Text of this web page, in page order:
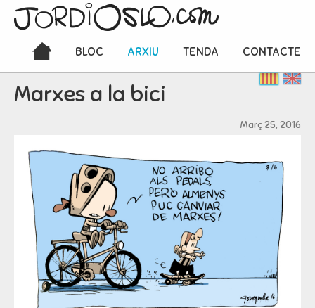
BLOC ARXIU TENDA CONTACTE
Marxes a la bici
Març 25, 2016